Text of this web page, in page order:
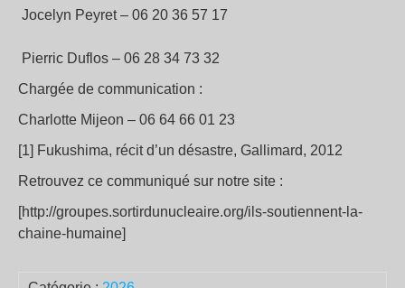
Jocelyn Peyret – 06 20 36 57 17
Pierric Duflos – 06 28 34 73 32
Chargée de communication :
Charlotte Mijeon – 06 64 66 01 23
[1] Fukushima, récit d’un désastre, Gallimard, 2012
Retrouvez ce communiqué sur notre site :
[http://groupes.sortirdunucleaire.org/ils-soutiennent-la-
chaine-humaine]